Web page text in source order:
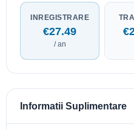
INREGISTRARE
€27.49
/ an
Informatii Suplimentare